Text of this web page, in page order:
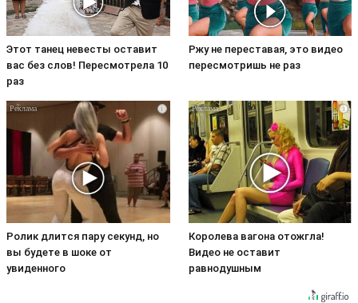
Этот танец невесты оставит
вас без слов! Пересмотрела 10
раз
Ржу не переставая, это видео
пересмотришь не раз
i
Ролик длится пару секунд, но
вы будете в шоке от
увиденного
i
Королева вагона отожгла!
Видео не оставит
равнодушным